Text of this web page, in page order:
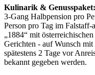
Kulinarik & Genusspaket:
3-Gang Halbpension pro
Person pro Tag im Falstaff-
„1884“ mit
Gerichten - auf Wunsch
spätestens 2 Tage vor
bekannt gegeben werden.